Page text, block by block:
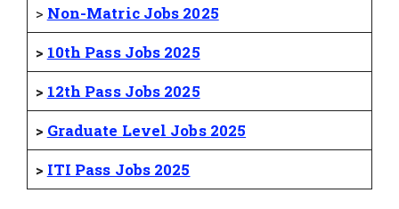
> Non-Matric Jobs 2025
> 10th Pass Jobs 2025
> 12th Pass Jobs 2025
> Graduate Level Jobs 2025
> ITI Pass Jobs 2025